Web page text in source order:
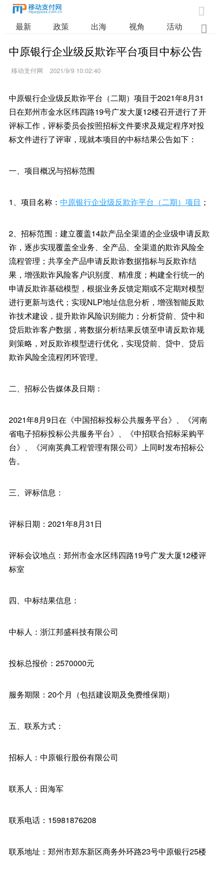

最新 政策 出海 视角 活动 业

中原银行企业级反欺诈平台项目中标公告
移动支付网 2021/9/9 10:02:40
中原银行企业级反欺诈平台（二期）项目于2021年8月31
日在郑州市金水区纬四路19号广发大厦12楼召开进行了开
评标工作，评标委员会按照招标文件要求及规定程序对投
标文件进行了评审，现就本项目的中标结果公告如下：
一、项目概况与招标范围
1、项目名称： 中原银行企业级反欺诈平台（二期）项目 ；
2、招标范围：建立覆盖14款产品全渠道的企业级申请反欺
诈，逐步实现覆盖全业务、全产品、全渠道的欺诈风险全
流程管理；共享全产品申请反欺诈数据指标与反欺诈结
果，增强欺诈风险客户识别度、精准度；构建全行统一的
申请反欺诈基础模型，根据业务反馈定期或不定期对模型
进行更新与迭代；实现NLP地址信息分析，增强智能反欺
诈技术建设，提升欺诈风险识别能力；分析贷前、贷中和
贷后欺诈客户数据，将数据分析结果反馈至申请反欺诈规
则策略，对反欺诈模型进行优化，实现贷前、贷中、贷后
欺诈风险全流程闭环管理。
二、招标公告媒体及日期：
2021年8月9日在《中国招标投标公共服务平台》、《河南
省电子招标投标公共服务平台》、《中招联合招标采购平
台》、《河南英典工程管理有限公司》上同时发布招标公
告。
三、评标信息：
评标日期：2021年8月31日
评标会议地点：郑州市金水区纬四路19号广发大厦12楼评
标室
四、中标结果信息：
中标人：浙江邦盛科技有限公司
投标总报价：2570000元
服务期限：20个月（包括建设期及免费维保期）
五、联系方式：
招标人：中原银行股份有限公司
联系人：田海军
联系电话：15981876208
联系地址：郑州市郑东新区商务外环路23号中原银行25楼